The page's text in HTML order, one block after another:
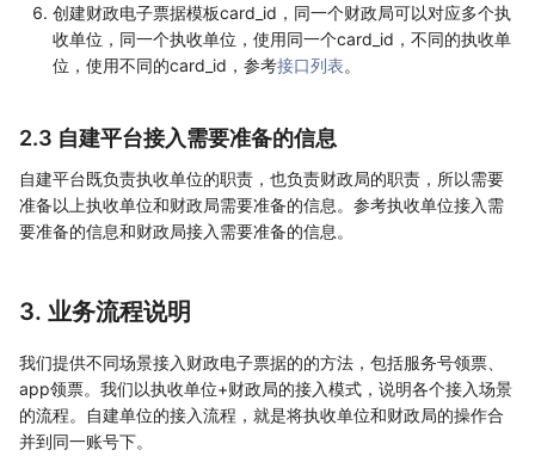
创建财政电子票据模板card_id，同一个财政局可以对应多个执
收单位，同一个执收单位，使用同一个card_id，不同的执收单
位，使用不同的card_id，参考接口列表。
2.3 自建平台接入需要准备的信息
自建平台既负责执收单位的职责，也负责财政局的职责，所以需要
准备以上执收单位和财政局需要准备的信息。参考执收单位接入需
要准备的信息和财政局接入需要准备的信息。
3. 业务流程说明
我们提供不同场景接入财政电子票据的的方法，包括服务号领票、
app领票。我们以执收单位+财政局的接入模式，说明各个接入场景
的流程。自建单位的接入流程，就是将执收单位和财政局的操作合
并到同一账号下。